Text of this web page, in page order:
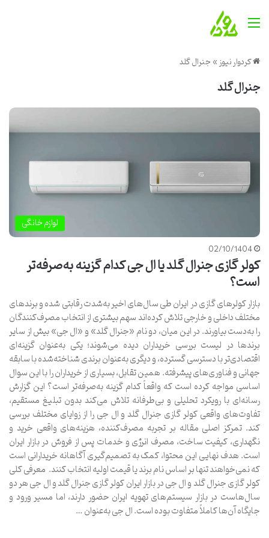
منو
کردوار نیوز»جنرال گلد
جنرال گلد
لوازم خانگی
02/10/1404
کولر گازی جنرال گلد یا ال جی کدام گزینه به‌صرفه‌تر
است؟
بازار کولرهای گازی در ایران طی سال‌های اخیر به‌شدت رقابتی شده و برندهای
مختلف داخلی و خارجی تلاش کرده‌اند سهم بیشتری از انتخاب مصرف‌کنندگان
را به‌دست بیاورند. در این میان، دو نام «جنرال گلد» و «ال جی» بیش از سایر
برندها در لیست بررسی خریداران دیده می‌شوند؛ یکی به‌عنوان گزینه‌ای
اقتصادی‌تر با دسترسی گسترده، و دیگری به‌عنوان برندی شناخته‌شده با سابقه
جهانی و فناوری‌های پیشرفته. همین تقابل، بسیاری از خریداران را با این سوال
اساسی مواجه کرده است که واقعاً کدام گزینه به‌صرفه‌تر است؟ این گزارش
رسانه‌ای با رویکرد تحلیلی و بی‌طرفانه تلاش می‌کند بدون تبلیغ مستقیم،
تفاوت‌های واقعی کولر گازی جنرال گلد و ال جی را از زوایای مختلف بررسی
کند. تمرکز اصلی مقاله بر تجربه مصرف‌کننده، هزینه‌های واقعی خرید و
نگهداری، کیفیت ساخت، مصرف انرژی و خدمات پس از فروش در بازار ایران
است. هدف نهایی این محتوا، کمک به تصمیم‌گیری آگاهانه خریدارانی است
که نمی‌خواهند تنها بر اساس نام برند یا قیمت اولیه انتخاب کنند. معرفی کلی
کولر گازی جنرال گلد و ال جی در بازار ایران کولر گازی جنرال گلد و ال جی هر دو
سال‌هاست در بازار سیستم‌های تهویه ایران حضور دارند، اما مسیر ورود و
جایگاه آن‌ها کاملاً متفاوت بوده است. ال جی به‌عنوان …